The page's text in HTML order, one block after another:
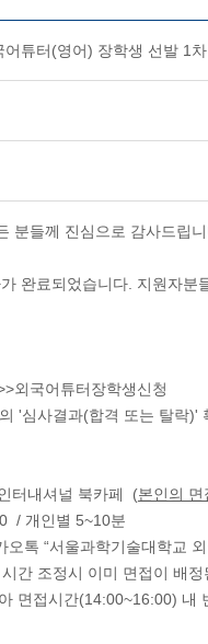
튜터(영어) 장학생 선발 1
분들께 진심으로 감사드립니
완료되었습니다. 지원자
외국어튜터장학생신청
'심사결과(합격 또는 탈락)'
터내셔널 북카페 (본인의 면
/ 개인별 5~10분
톡 “서울과학기술대학교
간 조정시 이미 면접이 배
접시간(14:00~16:00) 내